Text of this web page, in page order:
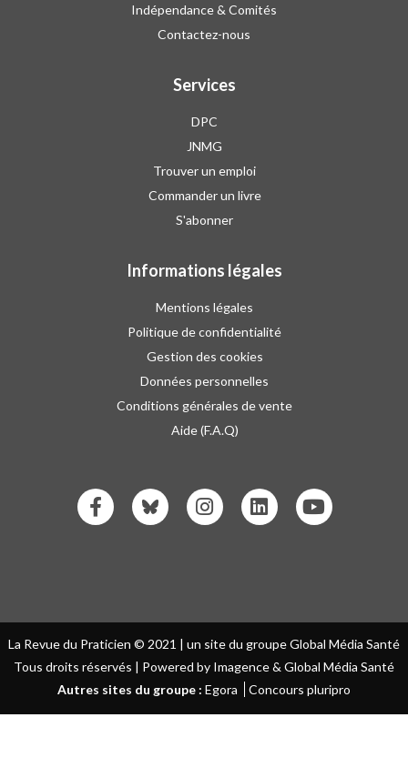
Indépendance & Comités
Contactez-nous
Services
DPC
JNMG
Trouver un emploi
Commander un livre
S'abonner
Informations légales
Mentions légales
Politique de confidentialité
Gestion des cookies
Données personnelles
Conditions générales de vente
Aide (F.A.Q)
La Revue du Praticien © 2021 | un site du groupe Global Média Santé
Tous droits réservés | Powered by Imagence & Global Média Santé
Autres sites du groupe : Egora Concours pluripro